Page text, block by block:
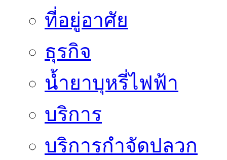
ที่อยู่อาศัย
ธุรกิจ
น้ำยาบุหรี่ไฟฟ้า
บริการ
บริการกำจัดปลวก